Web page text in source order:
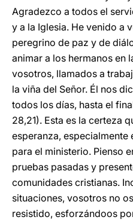
Agradezco a todos el
y a la Iglesia. He venido a
peregrino de paz y de
animar a los hermanos en
vosotros, llamados a
la viña del Señor. Él nos
todos los días, hasta el
28,21). Esta es la certeza
esperanza,
para el ministerio. Pienso
pruebas pasadas y
comunidades cristianas.
situaciones, vosotros no
resistido, esforzándoos